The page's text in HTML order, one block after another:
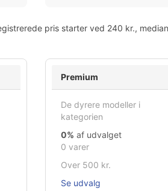
pris starter ved 240 kr.,
Premium
De dyrere modeller i
kategorien
0% af udvalget
0 varer
Over 500 kr.
Se udvalg